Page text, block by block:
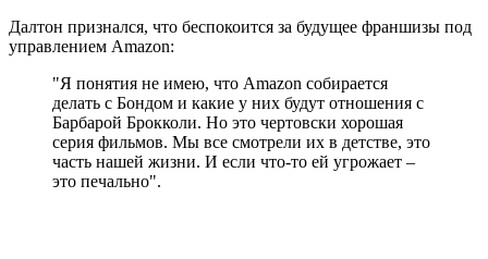
Далтон признался, что беспокоится за будущее франшизы под
управлением Amazon:
"Я понятия не имею, что Amazon собирается
делать с Бондом и какие у них будут отношения с
Барбарой Брокколи. Но это чертовски хорошая
серия фильмов. Мы все смотрели их в детстве, это
часть нашей жизни. И если что-то ей угрожает –
это печально".